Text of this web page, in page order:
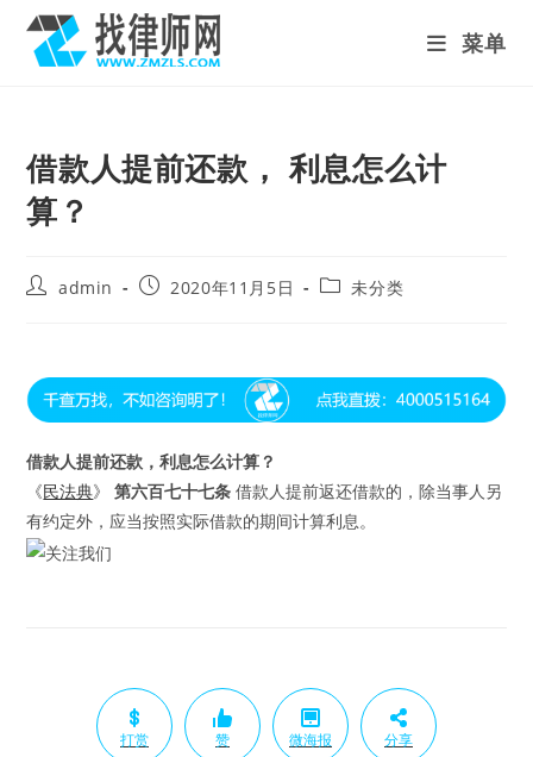
content
菜单
借款人提前还款， 利息怎么计
算？
Postadmin
Post2020年11月5日
Post未分类
借款人提前还款，利息怎么计算？
《民法典》第六百七十七条 借款人提前返还借款的，除当事人另
有约定外，应当按照实际借款的期间计算利息。
打赏 赞 微海报 分享